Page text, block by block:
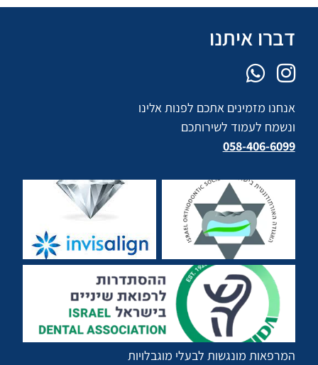
דברו איתנו
אנחנו מזמינים אתכם לפנות אלינו
ונשמח לעמוד לשירותכם
058-406-6099
המרפאות מונגשות לבעלי מוגבלויות